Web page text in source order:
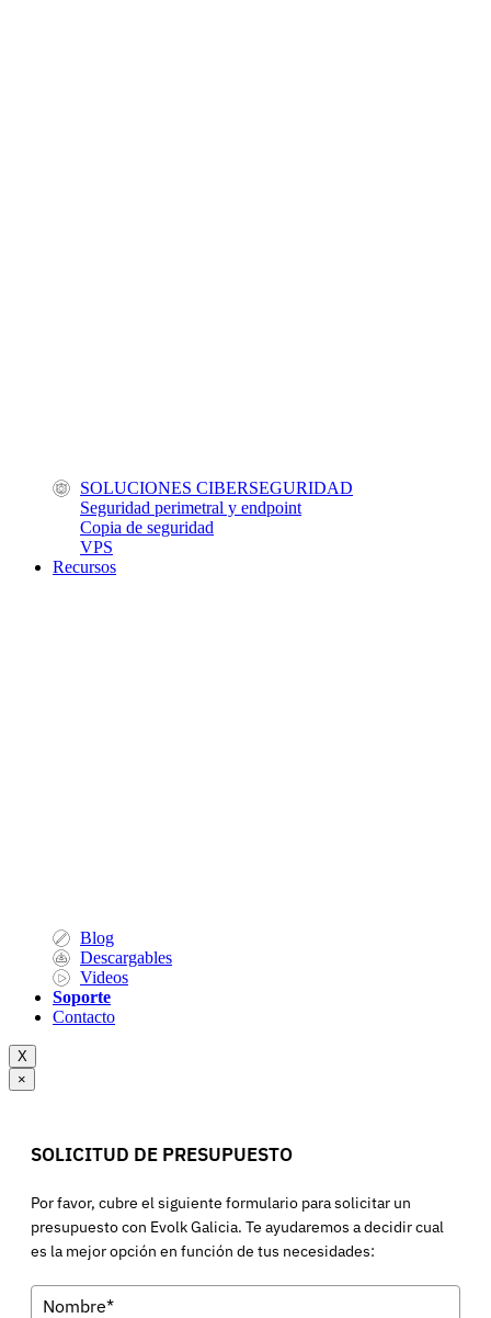
SOLUCIONES CIBERSEGURIDAD
Seguridad perimetral y endpoint
Copia de seguridad
VPS
Recursos
Blog
Descargables
Videos
Soporte
Contacto
X
×
SOLICITUD DE PRESUPUESTO
Por favor, cubre el siguiente formulario para solicitar un
presupuesto con Evolk Galicia. Te ayudaremos a decidir cual
es la mejor opción en función de tus necesidades: